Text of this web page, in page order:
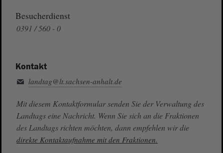
Besucherdienst
0391 / 560 - 0
Kontakt
landtag@lt.sachsen-anhalt.de
Mit diesem Kontaktformular senden Sie der Verwaltung des
Landtags eine Nachricht. Wenn Sie sich an die Fraktionen
des Landtags richten möchten, dann empfehlen wir die
direkte Kontaktaufnahme mit den Fraktionen.